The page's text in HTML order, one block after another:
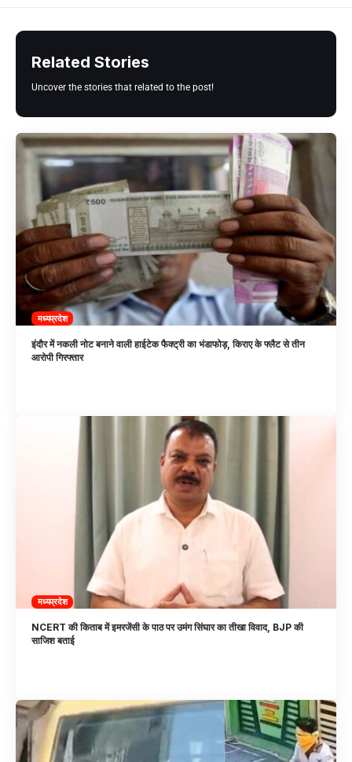
Related Stories
Uncover the stories that related to the post!
मध्यप्रदेश
इंदौर में नकली नोट बनाने वाली हाईटेक फैक्ट्री का भंडाफोड़, किराए के फ्लैट से तीन
आरोपी गिरफ्तार
मध्यप्रदेश
NCERT की किताब में इमरजेंसी के पाठ पर उमंग सिंघार का तीखा विवाद, BJP की
साजिश बताई